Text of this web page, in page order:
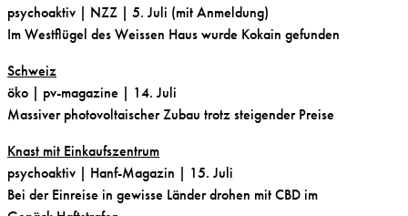
psychoaktiv | NZZ | 5. Juli (mit Anmeldung)
Im Westflügel des Weissen Haus wurde Kokain gefunden
Schweiz
öko | pv-magazine | 14. Juli
Massiver photovoltaischer Zubau trotz steigender Preise
Knast mit Einkaufszentrum
psychoaktiv | Hanf-Magazin | 15. Juli
Bei der Einreise in gewisse Länder drohen mit CBD im